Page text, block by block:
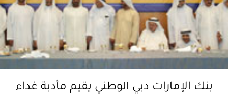
بنك الإمارات دبي الوطني يقيم مأدبة غداء